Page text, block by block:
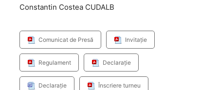
Constantin Costea CUDALB
Comunicat de Presă Invitație
Regulament Declarație
Declarație Înscriere turneu